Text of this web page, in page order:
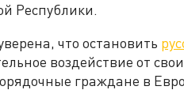
Республики.
что остановить
воздействие от
граждане в